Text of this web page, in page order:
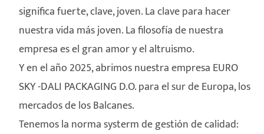
significa fuerte, clave, joven. La clave para hacer
nuestra vida más joven. La filosofía de nuestra
empresa es el gran amor y el altruismo.
Y en el año 2025, abrimos nuestra empresa EURO
SKY -DALI PACKAGING D.O. para el sur de Europa, los
mercados de los Balcanes.
Tenemos la norma systerm de gestión de calidad: